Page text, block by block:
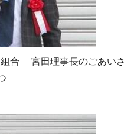
合 宮田理事長のごあいさ